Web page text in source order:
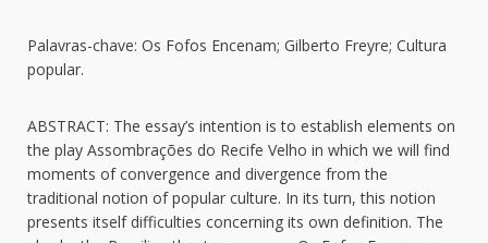
Palavras-chave: Os Fofos Encenam; Gilberto Freyre; Cultura
popular.
ABSTRACT: The essay’s intention is to establish elements on
the play Assombrações do Recife Velho in which we will find
moments of convergence and divergence from the
traditional notion of popular culture. In its turn, this notion
presents itself difficulties concerning its own definition. The